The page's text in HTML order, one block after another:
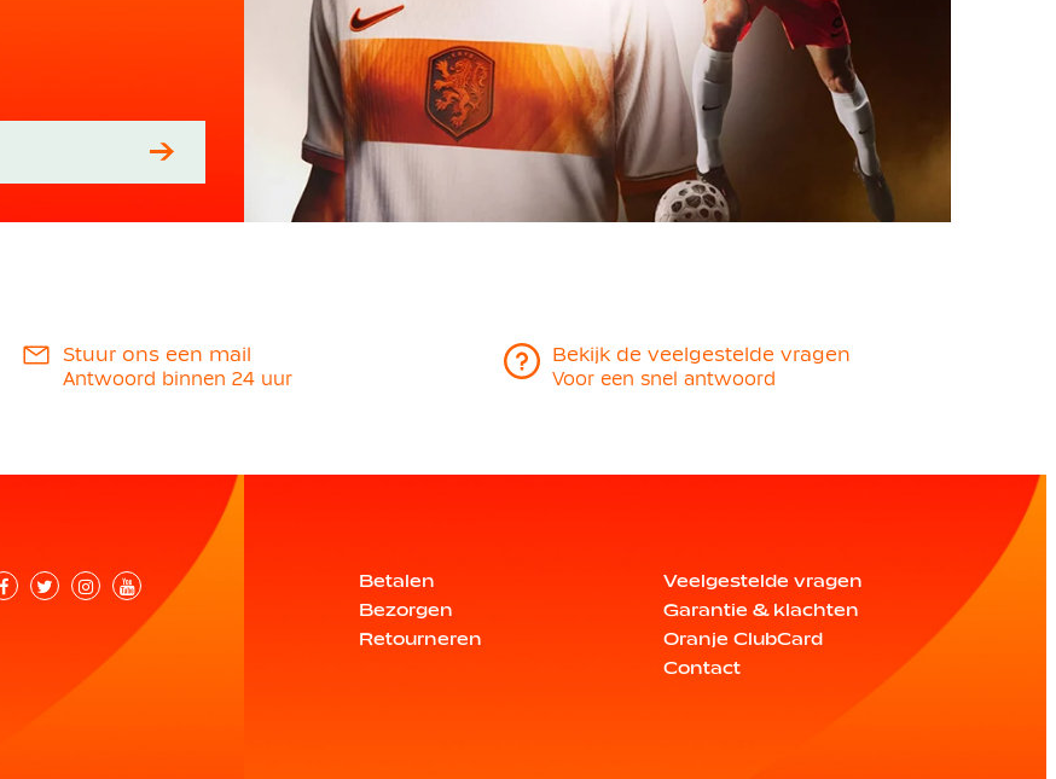
Stuur ons een mail
Antwoord binnen 24 uur
Bekijk de veelgestelde vragen
Voor een snel antwoord
Betalen
Bezorgen
Retourneren
Veelgestelde vragen
Garantie & klachten
Oranje ClubCard
Contact